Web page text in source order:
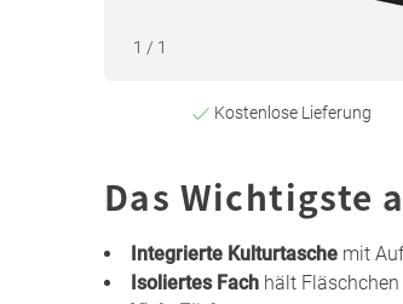
1 / 1
Kostenlose Lieferung
Das Wichtigste
Integrierte Kulturtasche mit
Isoliertes Fach hält